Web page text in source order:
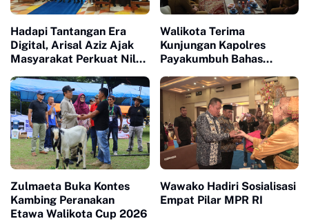
Hadapi Tantangan Era
Digital, Arisal Aziz Ajak
Masyarakat Perkuat Nilai
Walikota Terima
Kunjungan Kapolres
Payakumbuh Bahas
Hankamtibmas
Zulmaeta Buka Kontes
Kambing Peranakan
Etawa Walikota Cup 2026
Wawako Hadiri Sosialisasi
Empat Pilar MPR RI